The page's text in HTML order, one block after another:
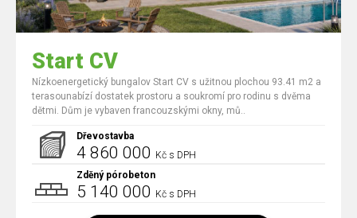
Start CV
Nízkoenergetický bungalov Start CV s užitnou plochou 93.41 m2 a
terasounabízí dostatek prostoru a soukromí pro rodinu s dvěma
dětmi. Dům je vybaven francouzskými okny, mů..
Dřevostavba
4 860 000 Kč s DPH
Zděný pórobeton
5 140 000 Kč s DPH